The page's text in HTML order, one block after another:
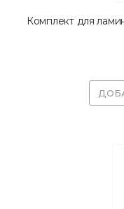
Комплект для